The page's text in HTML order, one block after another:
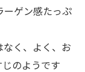
ーゲン感たっぷ
なく、よく、お
のようです